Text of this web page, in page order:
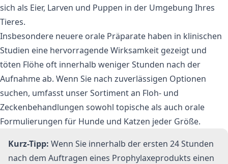
sich als Eier, Larven und Puppen in der Umgebung Ihres
Tieres.
Insbesondere neuere orale Präparate haben in klinischen
Studien eine hervorragende Wirksamkeit gezeigt und
töten Flöhe oft innerhalb weniger Stunden nach der
Aufnahme ab. Wenn Sie nach zuverlässigen Optionen
suchen, umfasst unser Sortiment an Floh- und
Zeckenbehandlungen sowohl topische als auch orale
Formulierungen für Hunde und Katzen jeder Größe.
Kurz-Tipp: Wenn Sie innerhalb der ersten 24 Stunden
nach dem Auftragen eines Prophylaxeprodukts einen